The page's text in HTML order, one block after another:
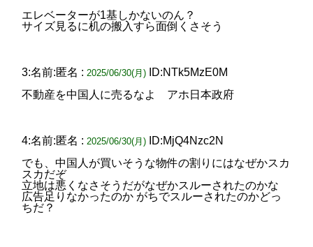
エレベーターが1基しかないのん？
サイズ見るに机の搬入すら面倒くさそう
3:名前:匿名 : 2025/06/30(月)
ID:NTk5MzE0M
不動産を中国人に売るなよ アホ日本政府
4:名前:匿名 : 2025/06/30(月)
ID:MjQ4Nzc2N
でも、中国人が買いそうな物件の割りにはなぜかスカ
スカだぞ
立地は悪くなさそうだがなぜかスルーされたのかな
広告足りなかったのか がちでスルーされたのかどっ
ちだ？